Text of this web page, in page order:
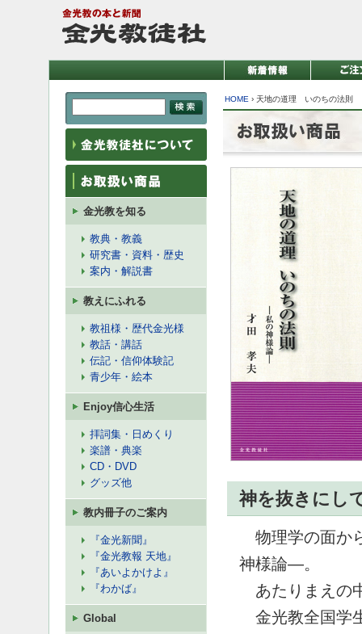
金光教を知る
教典・教義
研究書・資料・歴史
案内・解説書
教えにふれる
教祖様・歴代金光様
教話・講話
伝記・信仰体験記
青少年・絵本
Enjoy信心生活
拝詞集・日めくり
楽譜・典楽
CD・DVD
グッズ他
教内冊子のご案内
『金光新聞』
『金光教報 天地』
『あいよかけよ』
『わかば』
Global
HOME › 天地の道理 いのちの法則
神を抜きにし
物理学の面か
神様論―。
あたりまえの
金光教全国学